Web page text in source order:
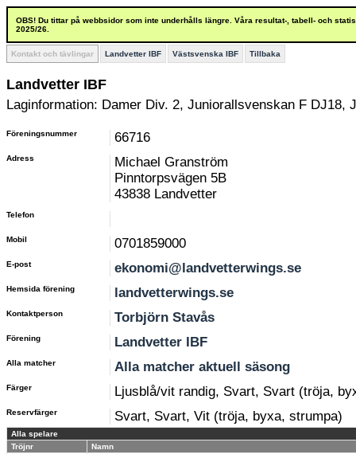
OBS! Du tittar på webbsidor som inte underhålls längre. Våra resultat-, tabell- och
2025/26.
Kontakt och tävlingar Landvetter IBF Västsvenska IBF Tillbaka
Landvetter IBF
Laginformation: Damer Div. 2, Juniorallsvenskan F DJ18,
Föreningsnummer 66716
Adress
Michael Granström
Pinntorpsvägen 5B
43838 Landvetter
Telefon
Mobil 0701859000
E-post ekonomi@landvetterwings.se
Hemsida förening landvetterwings.se
Kontaktperson Torbjörn Stavås
Förening Landvetter IBF
Alla matcher Alla matcher aktuell säsong
Färger Ljusblå/vit randig, Svart, Svart (tröja,
Reservfärger Svart, Svart, Vit (tröja, byxa, strumpa)
Alla spelare
Tröjnr
Namn